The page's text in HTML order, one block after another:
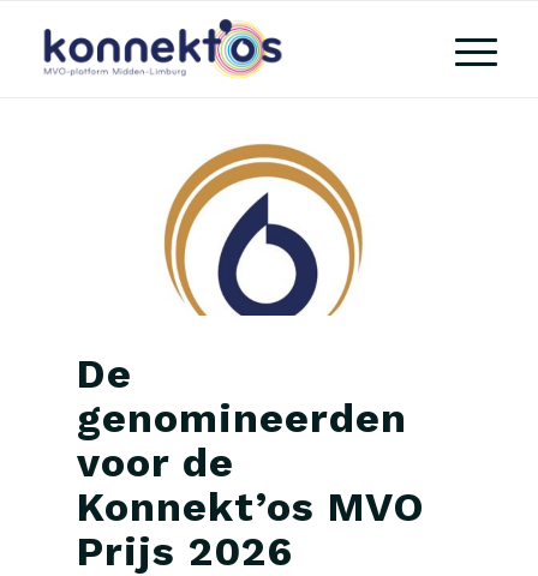
De
genomineerden
voor de
Konnekt’os MVO
Prijs 2026